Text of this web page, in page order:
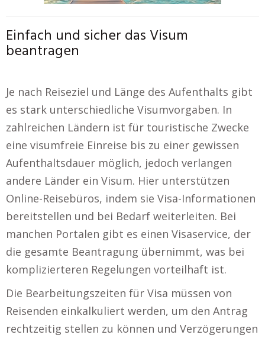
Einfach und sicher das Visum
beantragen
Je nach Reiseziel und Länge des Aufenthalts gibt
es stark unterschiedliche Visumvorgaben. In
zahlreichen Ländern ist für touristische Zwecke
eine visumfreie Einreise bis zu einer gewissen
Aufenthaltsdauer möglich, jedoch verlangen
andere Länder ein Visum. Hier unterstützen
Online-Reisebüros, indem sie Visa-Informationen
bereitstellen und bei Bedarf weiterleiten. Bei
manchen Portalen gibt es einen Visaservice, der
die gesamte Beantragung übernimmt, was bei
komplizierteren Regelungen vorteilhaft ist.
Die Bearbeitungszeiten für Visa müssen von
Reisenden einkalkuliert werden, um den Antrag
rechtzeitig stellen zu können und Verzögerungen